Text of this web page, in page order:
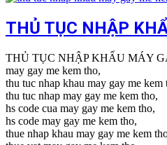
THỦ TỤC NHẬP
THỦ TỤC NHẬP KHẨU MÁY
may gay me kem tho,
thu tuc nhap khau may gay me kem
thu tuc nhap may gay me kem tho,
hs code cua may gay me kem tho,
hs code may gay me kem tho,
thue nhap khau may gay me kem